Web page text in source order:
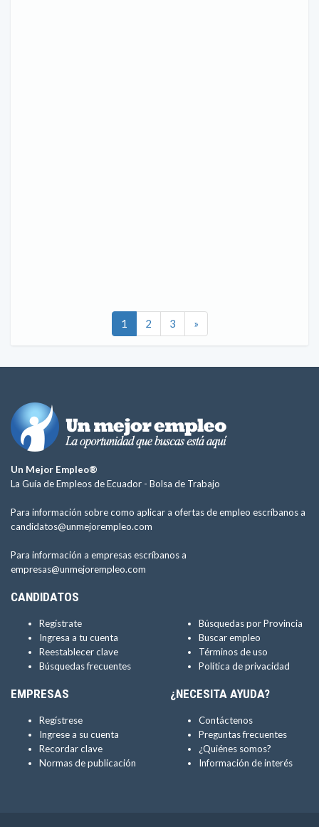
1 2 3 »
Un Mejor Empleo®
La Guía de Empleos de Ecuador - Bolsa de Trabajo
Para información sobre como aplicar a ofertas de empleo escríbanos a
candidatos@unmejorempleo.com
Para información a empresas escríbanos a
empresas@unmejorempleo.com
CANDIDATOS
Regístrate
Ingresa a tu cuenta
Reestablecer clave
Búsquedas frecuentes
Búsquedas por Provincia
Buscar empleo
Términos de uso
Política de privacidad
EMPRESAS
Regístrese
Ingrese a su cuenta
Recordar clave
Normas de publicación
¿NECESITA AYUDA?
Contáctenos
Preguntas frecuentes
¿Quiénes somos?
Información de interés